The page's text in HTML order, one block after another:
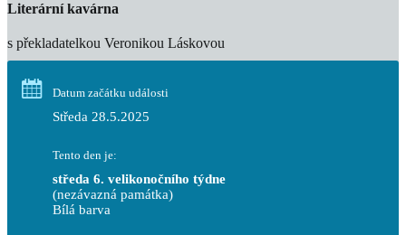
Literární kavárna
s překladatelkou Veronikou Láskovou
Datum začátku události
Středa 28.5.2025
Tento den je:
středa 6. velikonočního týdne
(nezávazná památka)
Bílá barva